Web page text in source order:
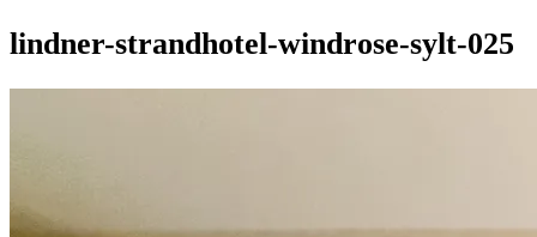
lindner-strandhotel-windrose-sylt-025